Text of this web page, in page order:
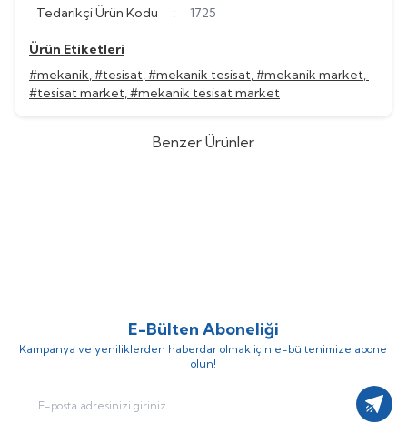
Tedarikçi Ürün Kodu
: 1725
Ürün Etiketleri
#mekanik,#tesisat,#mekanik tesisat,#mekanik market,
#tesisat market,#mekanik tesisat market
Benzer Ürünler
E-Bülten Aboneliği
Kampanya ve yeniliklerden haberdar olmak için e-bültenimize abone
olun!